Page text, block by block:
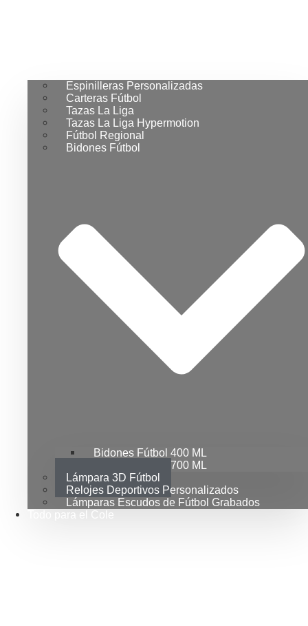
Espinilleras Personalizadas
Carteras Fútbol
Tazas La Liga
Tazas La Liga Hypermotion
Fútbol Regional
Bidones Fútbol
Bidones Fútbol 400 ML
Bidones Fútbol 700 ML
Lámpara 3D Fútbol
Relojes Deportivos Personalizados
Lámparas Escudos de Fútbol Grabados
Todo para el Cole